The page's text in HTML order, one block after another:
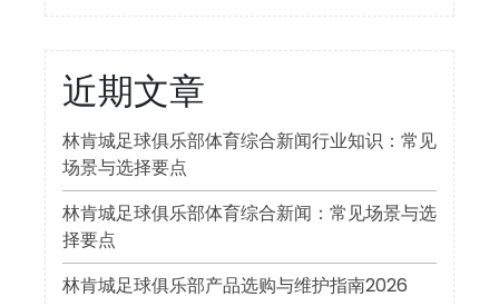
近期文章
林肯城足球俱乐部体育综合新闻行业知识：常见
场景与选择要点
林肯城足球俱乐部体育综合新闻：常见场景与选
择要点
林肯城足球俱乐部产品选购与维护指南2026